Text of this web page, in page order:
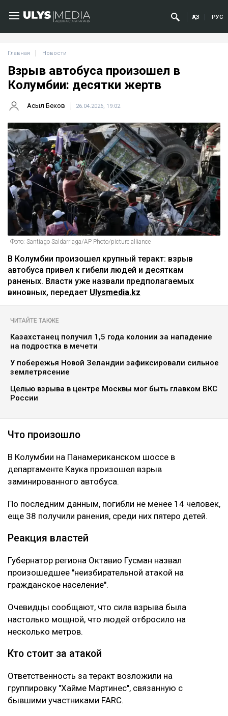
ҚАЗ РУС
Главная Новости
Взрыв автобуса произошел в
Колумбии: десятки жертв
Асыл Беков 26.04.2026, 19:02
Фото: Santiago Saldarriaga/AP Photo/picture alliance
В Колумбии произошел крупный теракт: взрыв
автобуса привел к гибели людей и десяткам
раненых. Власти уже назвали предполагаемых
виновных, передает Ulysmedia.kz
ЧИТАЙТЕ ТАКЖЕ
Казахстанец получил 1,5 года колонии за нападение
на подростка в мечети
У побережья Новой Зеландии зафиксировали сильное
землетрясение
Целью взрыва в центре Москвы мог быть главком ВКС
России
Что произошло
В Колумбии на Панамериканском шоссе в
департаменте Каука произошел взрыв
заминированного автобуса.
По последним данным, погибли не менее 14 человек,
еще 38 получили ранения, среди них пятеро детей.
Реакция властей
Губернатор региона Октавио Гусман назвал
произошедшее "неизбирательной атакой на
гражданское население".
Очевидцы сообщают, что сила взрыва была
настолько мощной, что людей отбросило на
несколько метров.
Кто стоит за атакой
Ответственность за теракт возложили на
группировку "Хайме Мартинес", связанную с
бывшими участниками FARC.